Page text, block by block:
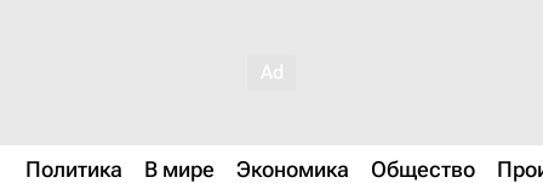
Политика В мире Экономика Общество